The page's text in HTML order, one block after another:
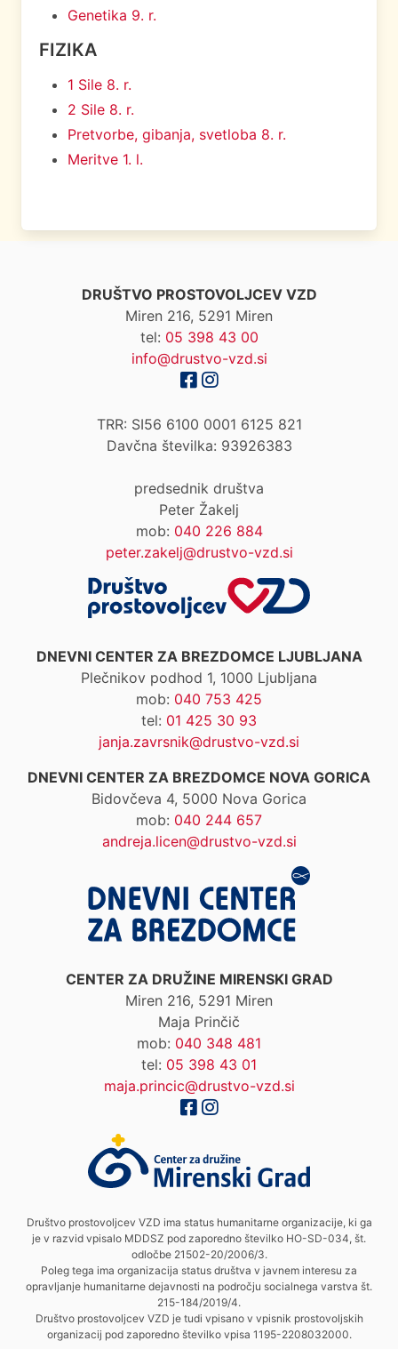
Genetika 9. r.
FIZIKA
1 Sile 8. r.
2 Sile 8. r.
Pretvorbe, gibanja, svetloba 8. r.
Meritve 1. l.
DRUŠTVO PROSTOVOLJCEV VZD
Miren 216, 5291 Miren
tel: 05 398 43 00
info@drustvo-vzd.si
TRR: SI56 6100 0001 6125 821
Davčna številka: 93926383
predsednik društva
Peter Žakelj
mob: 040 226 884
peter.zakelj@drustvo-vzd.si
DNEVNI CENTER ZA BREZDOMCE LJUBLJANA
Plečnikov podhod 1, 1000 Ljubljana
mob: 040 753 425
tel: 01 425 30 93
janja.zavrsnik@drustvo-vzd.si
DNEVNI CENTER ZA BREZDOMCE NOVA GORICA
Bidovčeva 4, 5000 Nova Gorica
mob: 040 244 657
andreja.licen@drustvo-vzd.si
CENTER ZA DRUŽINE MIRENSKI GRAD
Miren 216, 5291 Miren
Maja Prinčič
mob: 040 348 481
tel: 05 398 43 01
maja.princic@drustvo-vzd.si
Društvo prostovoljcev VZD ima status humanitarne organizacije, ki ga
je v razvid vpisalo MDDSZ pod zaporedno številko HO-SD-034, št.
odločbe 21502-20/2006/3.
Poleg tega ima organizacija status društva v javnem interesu za
opravljanje humanitarne dejavnosti na področju socialnega varstva št.
215-184/2019/4.
Društvo prostovoljcev VZD je tudi vpisano v vpisnik prostovoljskih
organizacij pod zaporedno številko vpisa 1195-2208032000.